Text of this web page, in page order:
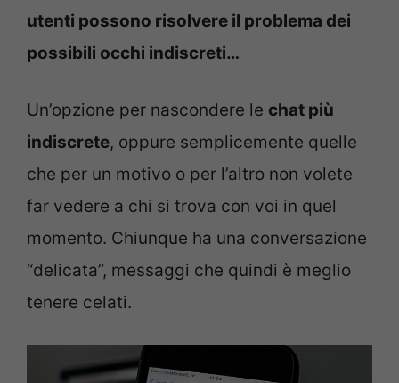
utenti possono risolvere il problema dei
possibili occhi indiscreti…
Un’opzione per nascondere le chat più
indiscrete, oppure semplicemente quelle
che per un motivo o per l’altro non volete
far vedere a chi si trova con voi in quel
momento. Chiunque ha una conversazione
“delicata”, messaggi che quindi è meglio
tenere celati.